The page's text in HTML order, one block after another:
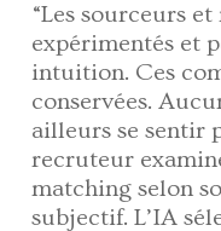
“Les sourceurs
expérimentés et
intuition. Ces
conservées.
ailleurs se sentir
recruteur
matching selon
subjectif. L’IA